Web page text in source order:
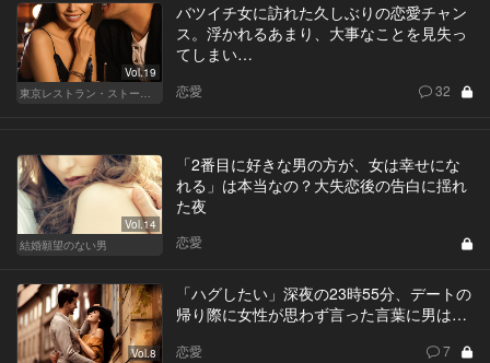
Vol.19
東京レストラン・ストーリー
バツイチ女に訪れた久しぶりの恋愛チャン
ス。浮かれるあまり、大事なことを見失っ
てしまい…
恋愛 32
Vol.14
結婚願望のない男
「2番目に好きな男の方が、女は幸せにな
れる」は本当なの？大失恋後の告白に揺れ
た夜
恋愛
Vol.8
「ハグしたい」深夜の23時55分、デートの
帰り際に女性が思わず言った言葉に男は…
恋愛 7